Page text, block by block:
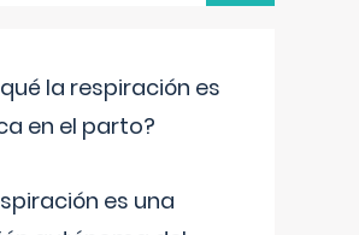
la respiración es
en el parto?
es una